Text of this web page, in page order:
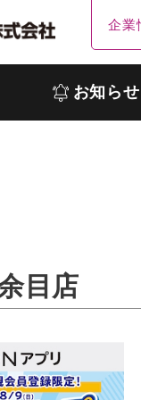
企業
お知らせ
目店